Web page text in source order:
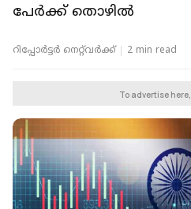
പേർക്ക് തൊഴിൽ
റിപ്പോർട്ടർ നെറ്റ്‌വര്‍ക്ക്‌ 2 min read
To advertise here,